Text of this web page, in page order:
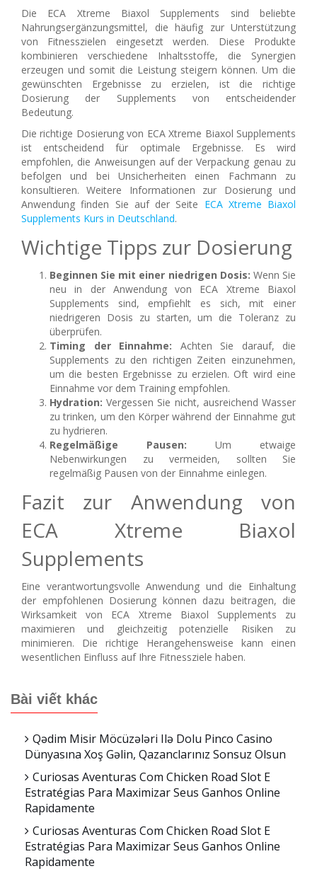
Die ECA Xtreme Biaxol Supplements sind beliebte
Nahrungsergänzungsmittel, die häufig zur Unterstützung
von Fitnesszielen eingesetzt werden. Diese Produkte
kombinieren verschiedene Inhaltsstoffe, die Synergien
erzeugen und somit die Leistung steigern können. Um die
gewünschten Ergebnisse zu erzielen, ist die richtige
Dosierung der Supplements von entscheidender
Bedeutung.
Die richtige Dosierung von ECA Xtreme Biaxol Supplements
ist entscheidend für optimale Ergebnisse. Es wird
empfohlen, die Anweisungen auf der Verpackung genau zu
befolgen und bei Unsicherheiten einen Fachmann zu
konsultieren. Weitere Informationen zur Dosierung und
Anwendung finden Sie auf der Seite ECA Xtreme Biaxol
Supplements Kurs in Deutschland.
Wichtige Tipps zur Dosierung
Beginnen Sie mit einer niedrigen Dosis: Wenn Sie
neu in der Anwendung von ECA Xtreme Biaxol
Supplements sind, empfiehlt es sich, mit einer
niedrigeren Dosis zu starten, um die Toleranz zu
überprüfen.
Timing der Einnahme: Achten Sie darauf, die
Supplements zu den richtigen Zeiten einzunehmen,
um die besten Ergebnisse zu erzielen. Oft wird eine
Einnahme vor dem Training empfohlen.
Hydration: Vergessen Sie nicht, ausreichend Wasser
zu trinken, um den Körper während der Einnahme gut
zu hydrieren.
Regelmäßige Pausen: Um etwaige
Nebenwirkungen zu vermeiden, sollten Sie
regelmäßig Pausen von der Einnahme einlegen.
Fazit zur Anwendung von
ECA Xtreme Biaxol
Supplements
Eine verantwortungsvolle Anwendung und die Einhaltung
der empfohlenen Dosierung können dazu beitragen, die
Wirksamkeit von ECA Xtreme Biaxol Supplements zu
maximieren und gleichzeitig potenzielle Risiken zu
minimieren. Die richtige Herangehensweise kann einen
wesentlichen Einfluss auf Ihre Fitnessziele haben.
Bài viết khác
Qədim Misir Möcüzələri Ilə Dolu Pinco Casino
Dünyasına Xoş Gəlin, Qazanclarınız Sonsuz Olsun
Curiosas Aventuras Com Chicken Road Slot E
Estratégias Para Maximizar Seus Ganhos Online
Rapidamente
Curiosas Aventuras Com Chicken Road Slot E
Estratégias Para Maximizar Seus Ganhos Online
Rapidamente